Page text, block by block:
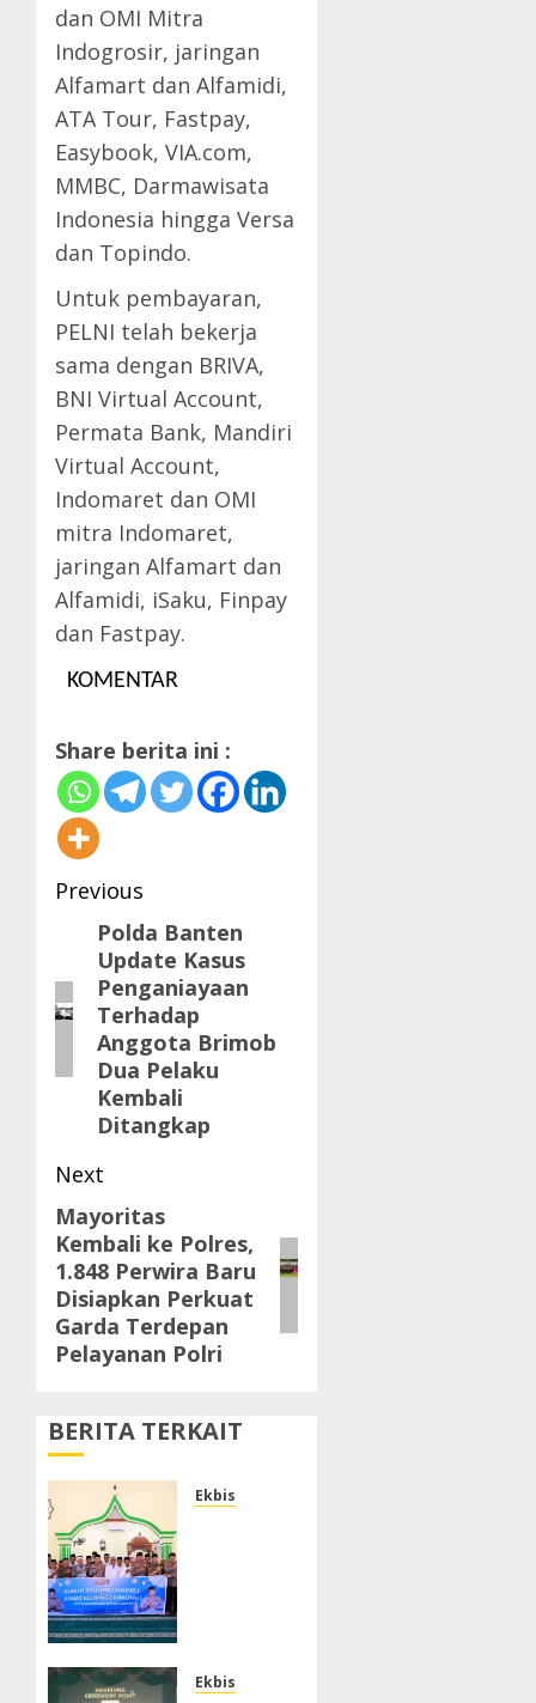
dan OMI Mitra
Indogrosir, jaringan
Alfamart dan Alfamidi,
ATA Tour, Fastpay,
Easybook, VIA.com,
MMBC, Darmawisata
Indonesia hingga Versa
dan Topindo.
Untuk pembayaran,
PELNI telah bekerja
sama dengan BRIVA,
BNI Virtual Account,
Permata Bank, Mandiri
Virtual Account,
Indomaret dan OMI
mitra Indomaret,
jaringan Alfamart dan
Alfamidi, iSaku, Finpay
dan Fastpay.
KOMENTAR
Share berita ini :
Post
navigation
Previous
Previous
post:
Polda Banten
Update Kasus
Penganiayaan
Terhadap
Anggota Brimob
Dua Pelaku
Kembali
Ditangkap
Next
Next
post:
Mayoritas
Kembali ke Polres,
1.848 Perwira Baru
Disiapkan Perkuat
Garda Terdepan
Pelayanan Polri
BERITA TERKAIT
Ekbis
Orang
Ekbis